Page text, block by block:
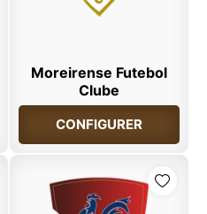
Moreirense Futebol
Clube
CONFIGURER